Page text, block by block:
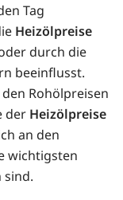
Tag
Heizölpreise
durch die
beeinflusst.
Rohölpreisen
der Heizölpreise
an den
wichtigsten
sind.